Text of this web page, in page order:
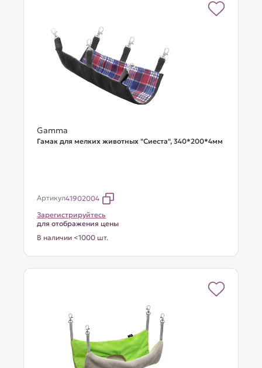
Gamma
Гамак для мелких животных "Сиеста", 340*200*4мм
Артикул41902004
Зарегистрируйтесь
для отображения цены
В наличии <1000 шт.